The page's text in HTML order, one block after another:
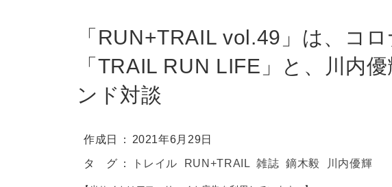
「RUN+TRAIL vol.49」は、コ
「TRAIL RUN LIFE」と、川内
ンド対談
作成日 2021年6月29日
タ グ トレイル RUN+TRAIL 雑誌 鏑木毅 川内優輝